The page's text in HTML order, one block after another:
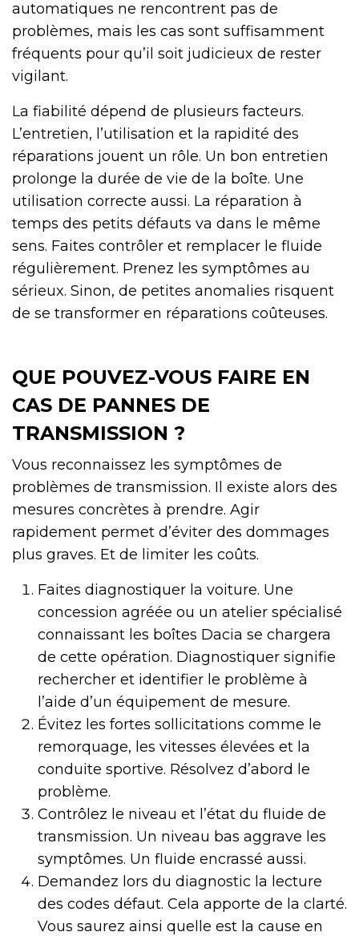
automatiques ne rencontrent pas de
problèmes, mais les cas sont suffisamment
fréquents pour qu’il soit judicieux de rester
vigilant.
La fiabilité dépend de plusieurs facteurs.
L’entretien, l’utilisation et la rapidité des
réparations jouent un rôle. Un bon entretien
prolonge la durée de vie de la boîte. Une
utilisation correcte aussi. La réparation à
temps des petits défauts va dans le même
sens. Faites contrôler et remplacer le fluide
régulièrement. Prenez les symptômes au
sérieux. Sinon, de petites anomalies risquent
de se transformer en réparations coûteuses.
QUE POUVEZ-VOUS FAIRE EN
CAS DE PANNES DE
TRANSMISSION ?
Vous reconnaissez les symptômes de
problèmes de transmission. Il existe alors des
mesures concrètes à prendre. Agir
rapidement permet d’éviter des dommages
plus graves. Et de limiter les coûts.
Faites diagnostiquer la voiture. Une
concession agréée ou un atelier spécialisé
connaissant les boîtes Dacia se chargera
de cette opération. Diagnostiquer signifie
rechercher et identifier le problème à
l’aide d’un équipement de mesure.
Évitez les fortes sollicitations comme le
remorquage, les vitesses élevées et la
conduite sportive. Résolvez d’abord le
problème.
Contrôlez le niveau et l’état du fluide de
transmission. Un niveau bas aggrave les
symptômes. Un fluide encrassé aussi.
Demandez lors du diagnostic la lecture
des codes défaut. Cela apporte de la clarté.
Vous saurez ainsi quelle est la cause en